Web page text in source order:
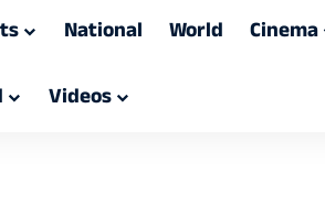
National World Cinema
Videos